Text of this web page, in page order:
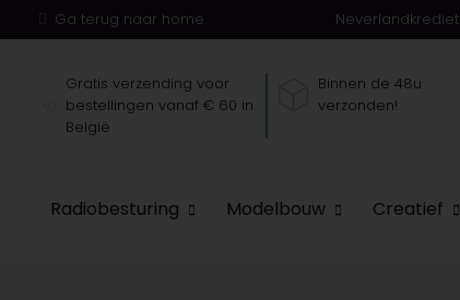
Ga terug naar home. Neverlandkrediet
Gratis verzending voor
bestellingen vanaf € 60 in
België
Binnen de 48u
verzonden!
Radiobesturing Modelbouw Creatief